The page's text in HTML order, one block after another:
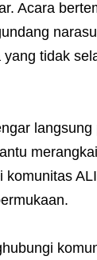
Acara
tidak